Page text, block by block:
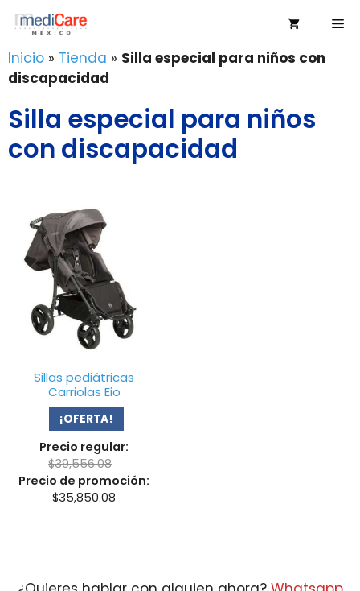
Saltar
contenido
Inicio » Tienda » Silla especial para niños con
discapacidad
Silla especial para niños
con discapacidad
Sillas pediátricas
Carriolas Eio
¡OFERTA!
Precio regular:
$39,556.08
Precio de promoción:
$35,850.08